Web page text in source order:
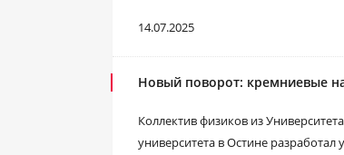
14.07.2025
Новый поворот: кремниевые
Коллектив физиков из
университета в Остине